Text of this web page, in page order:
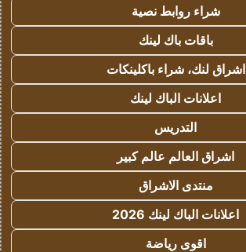
شراء روابط نصية
باقات باك لينك
اشراق لنك، شراء باكلينكات
اعلانات الباك لينك
التدريس
اشراق العالم عالم كبير
منتدى الاشراق
اعلانات الباك لينك 2026
اقوى رياضة